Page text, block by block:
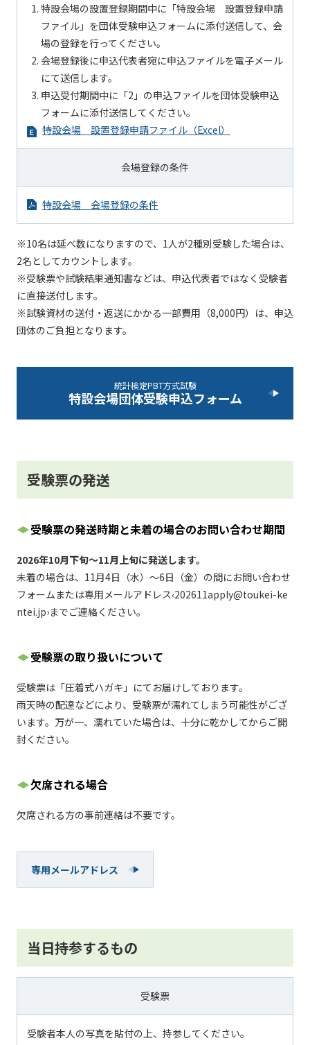
特設会場の設置登録期間中に「特設会場 設置登録申請
ファイル」を団体受験申込フォームに添付送信して、会
場の登録を行ってください。
会場登録後に申込代表者宛に申込ファイルを電子メール
にて送信します。
申込受付期間中に「2」の申込ファイルを団体受験申込
フォームに添付送信してください。
特設会場 設置登録申請ファイル（Excel）
会場登録の条件
特設会場 会場登録の条件
※10名は延べ数になりますので、1人が2種別受験した場合は、
2名としてカウントします。
※受験票や試験結果通知書などは、申込代表者ではなく受験者
に直接送付します。
※試験資材の送付・返送にかかる一部費用（8,000円）は、申込
団体のご負担となります。
統計検定PBT方式試験
特設会場団体受験申込フォーム
受験票の発送
受験票の発送時期と未着の場合のお問い合わせ期間
2026年10月下旬～11月上旬に発送します。
未着の場合は、11月4日（水）～6日（金）の間にお問い合わせ
フォームまたは専用メールアドレス‹202611apply@toukei-ke
ntei.jp›までご連絡ください。
受験票の取り扱いについて
受験票は「圧着式ハガキ」にてお届けしております。
雨天時の配達などにより、受験票が濡れてしまう可能性がござ
います。万が一、濡れていた場合は、十分に乾かしてからご開
封ください。
欠席される場合
欠席される方の事前連絡は不要です。
専用メールアドレス
当日持参するもの
受験票
受験者本人の写真を貼付の上、持参してください。